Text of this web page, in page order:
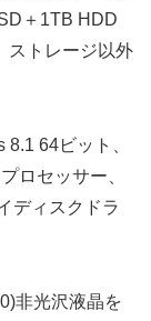
＋1TB HDD
ストレージ以外
64ビット、
ロセッサー、
ディスクドラ
非光沢液晶を